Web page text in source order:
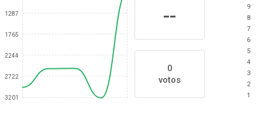
1287
1765
2244
2722
3201
--
0
votos
9
8
7
6
5
4
3
2
1